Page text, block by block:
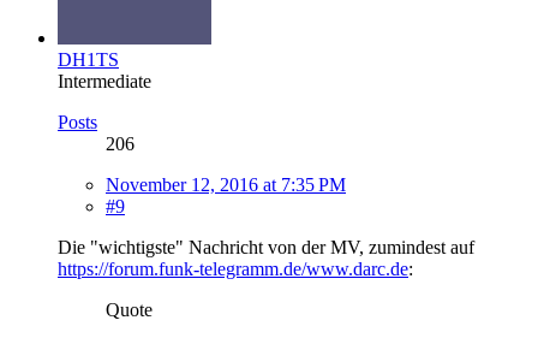
DH1TS
Intermediate
Posts
206
November 12, 2016 at 7:35 PM
#9
Die "wichtigste" Nachricht von der MV, zumindest auf
https://forum.funk-telegramm.de/www.darc.de:
Quote